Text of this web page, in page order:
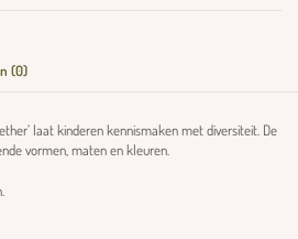
(0)
laat kinderen kennismaken met diversiteit. De
vormen, maten en kleuren.